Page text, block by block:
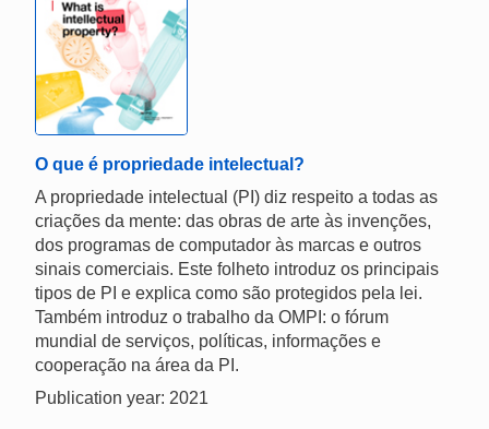
O que é propriedade intelectual?
A propriedade intelectual (PI) diz respeito a todas as
criações da mente: das obras de arte às invenções,
dos programas de computador às marcas e outros
sinais comerciais. Este folheto introduz os principais
tipos de PI e explica como são protegidos pela lei.
Também introduz o trabalho da OMPI: o fórum
mundial de serviços, políticas, informações e
cooperação na área da PI.
Publication year: 2021